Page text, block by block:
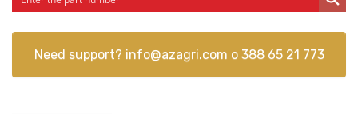
Need support? info@azagri.com o 388 65 21 773